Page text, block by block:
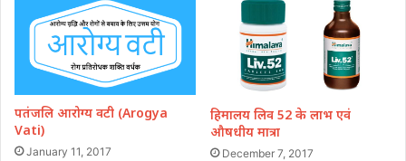
पतंजलि आरोग्य वटी (Arogya
Vati)
January 11, 2017
हिमालय लिव 52 के लाभ एवं
औषधीय मात्रा
December 7, 2017